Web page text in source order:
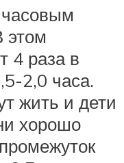
этом
4 раза в
2,0 часа.
жить и дети
хорошо